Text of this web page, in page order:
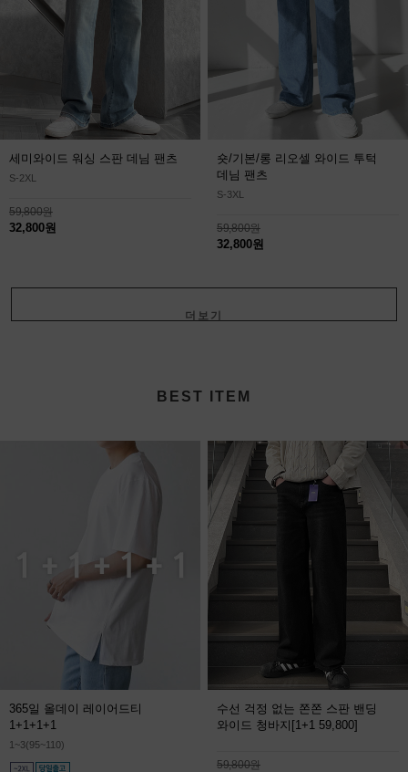
세미와이드 워싱 스판 데님 팬츠
S-2XL
59,800원
32,800원
숏/기본/롱 리오셀 와이드 투턱
데님 팬츠
S-3XL
59,800원
32,800원
BEST ITEM
365일 올데이 레이어드티
1+1+1+1
1~3(95~110)
수선 걱정 없는 쫀쫀 스판 밴딩
와이드 청바지 [1+1 59,800]
59,800원